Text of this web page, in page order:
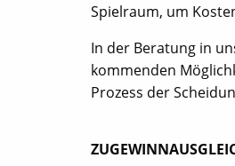
Spielraum, um
In der Beratung in
kommenden
Prozess der